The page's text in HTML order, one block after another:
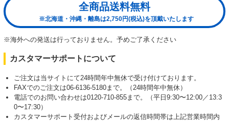
全商品送料無料
※北海道・沖縄・離島は2,750円(税込)を頂戴いたします
※海外への発送は行っておりません。予めご了承ください
カスタマーサポートについて
ご注文は当サイトにて24時間年中無休で受け付けております。
FAXでのご注文は06-6136-5180まで。（24時間年中無休）
電話でのお問い合わせは0120-710-855まで。（平日9:30〜12:00／13:3
0〜17:30）
カスタマーサポート受付およびメールの返信時間帯は上記営業時間内